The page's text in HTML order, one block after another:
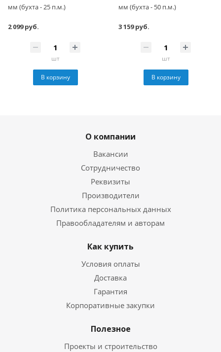
мм (бухта - 25 п.м.)
2 099 руб.
шт
В корзину
мм (бухта - 50 п.м.)
3 159 руб.
шт
В корзину
О компании
Вакансии
Сотрудничество
Реквизиты
Производители
Политика персональных данных
Правообладателям и авторам
Как купить
Условия оплаты
Доставка
Гарантия
Корпоративные закупки
Полезное
Проекты и строительство